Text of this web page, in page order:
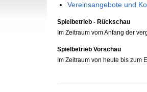
Vereinsangebote und
Spielbetrieb - Rückschau
Im Zeitraum vom Anfang der
Spielbetrieb Vorschau
Im Zeitraum von heute bis zum